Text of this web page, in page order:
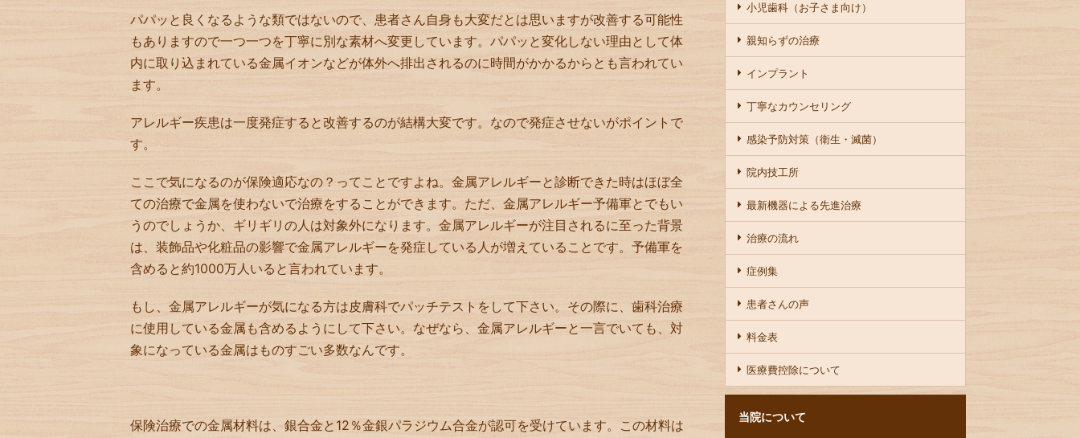
パパッと良くなるような類ではないので、患者さん自身も大変だとは思いますが改善する可能性
もありますので一つ一つを丁寧に別な素材へ変更しています。パパッと変化しない理由として体
内に取り込まれている金属イオンなどが体外へ排出されるのに時間がかかるからとも言われてい
ます。
アレルギー疾患は一度発症すると改善するのが結構大変です。なので発症させないがポイントで
す。
ここで気になるのが保険適応なの？ってことですよね。金属アレルギーと診断できた時はほぼ全
ての治療で金属を使わないで治療をすることができます。ただ、金属アレルギー予備軍とでもい
うのでしょうか、ギリギリの人は対象外になります。金属アレルギーが注目されるに至った背景
は、装飾品や化粧品の影響で金属アレルギーを発症している人が増えていることです。予備軍を
含めると約1000万人いると言われています。
もし、金属アレルギーが気になる方は皮膚科でパッチテストをして下さい。その際に、歯科治療
に使用している金属も含めるようにして下さい。なぜなら、金属アレルギーと一言でいても、対
象になっている金属はものすごい多数なんです。
保険治療での金属材料は、銀合金と12％金銀パラジウム合金が認可を受けています。この材料は
小児歯科（お子さま向け）
親知らずの治療
インプラント
丁寧なカウンセリング
感染予防対策（衛生・滅菌）
院内技工所
最新機器による先進治療
治療の流れ
症例集
患者さんの声
料金表
医療費控除について
当院について